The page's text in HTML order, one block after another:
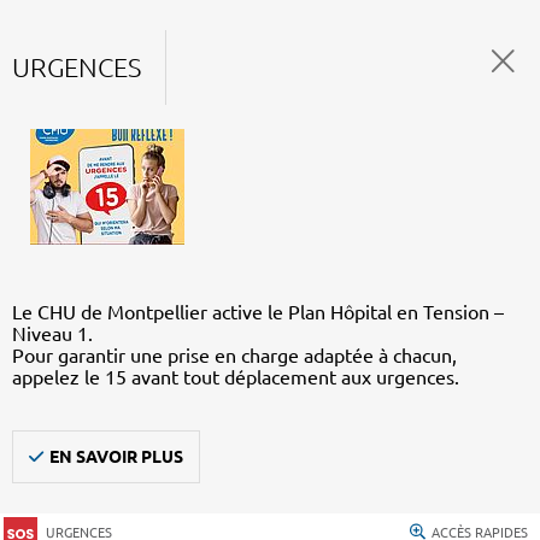
URGENCES
Le CHU de Montpellier active le Plan Hôpital en Tension –
Niveau 1.
Pour garantir une prise en charge adaptée à chacun,
appelez le 15 avant tout déplacement aux urgences.
EN SAVOIR PLUS
URGENCES ACCÈS RAPIDES